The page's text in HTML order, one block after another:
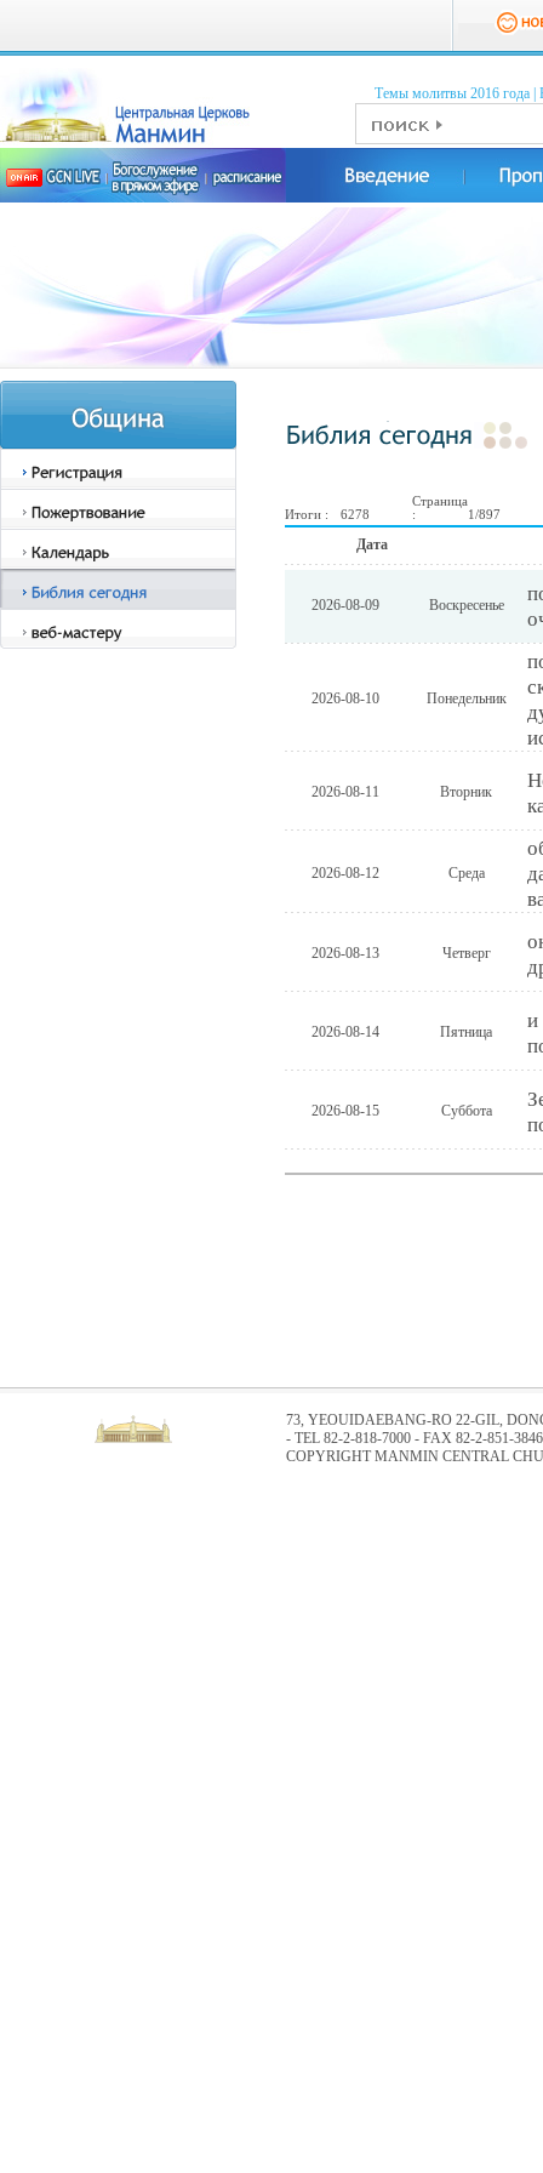
Темы молитвы 2016 годa
Итоги : 6278
Страница
:
1/897
Дата
2026-08-09 Воскресенье
2026-08-10 Понедельник
2026-08-11 Вторник
2026-08-12 Среда
2026-08-13 Четверг
2026-08-14 Пятница
и
2026-08-15 Суббота
73, YEOUIDAEBANG-RO 22-GIL,
- TEL 82-2-818-7000 - FAX 82-2-851-3846
COPYRIGHT MANMIN CENTRAL